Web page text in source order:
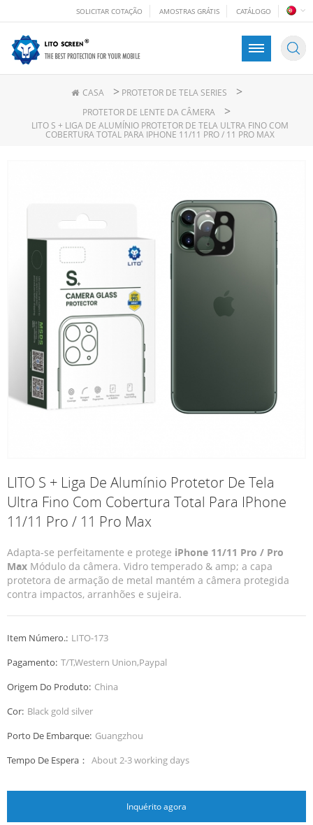
SOLICITAR COTAÇÃO AMOSTRAS GRÁTIS CATÁLOGO
CASA > PROTETOR DE TELA SERIES >
PROTETOR DE LENTE DA CÂMERA >
LITO S + LIGA DE ALUMÍNIO PROTETOR DE TELA ULTRA FINO COM
COBERTURA TOTAL PARA IPHONE 11/11 PRO / 11 PRO MAX
LITO S + Liga De Alumínio Protetor De Tela
Ultra Fino Com Cobertura Total Para IPhone
11/11 Pro / 11 Pro Max
Adapta-se perfeitamente e protege iPhone 11/11 Pro / Pro
Max Módulo da câmera. Vidro temperado & amp; a capa
protetora de armação de metal mantém a câmera protegida
contra impactos, arranhões e sujeira.
Item Número.: LITO-173
Pagamento: T/T,Western Union,Paypal
Origem Do Produto: China
Cor: Black gold silver
Porto De Embarque: Guangzhou
Tempo De Espera： About 2-3 working days
Inquérito agora